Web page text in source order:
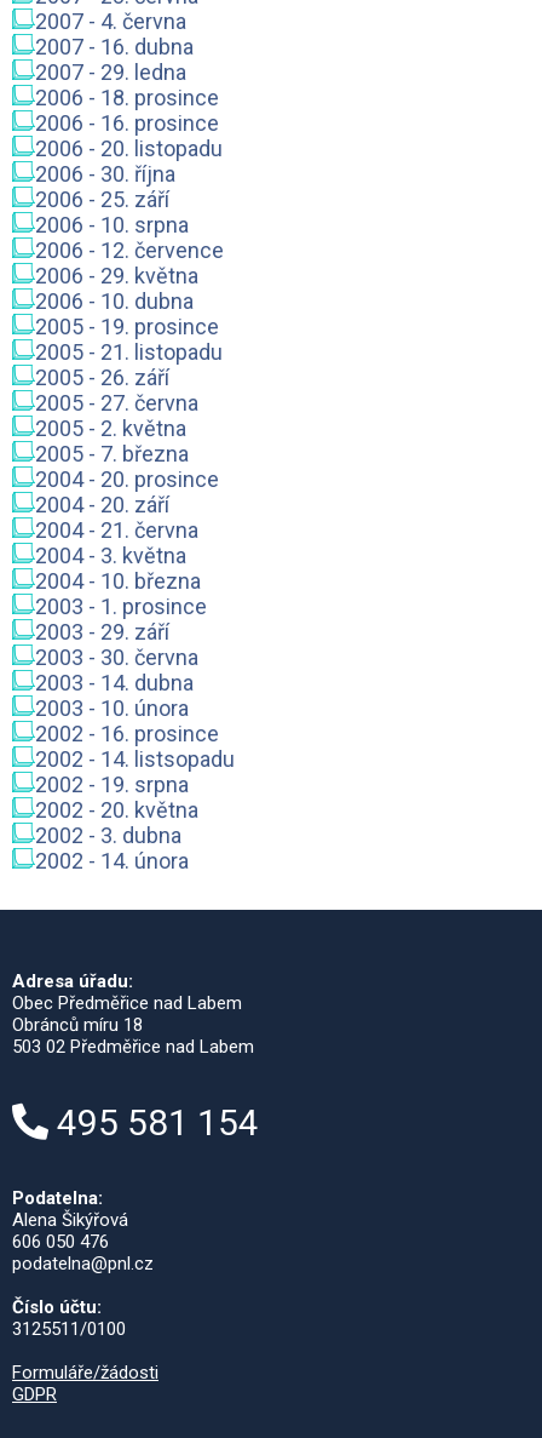
2007 - 4. června
2007 - 16. dubna
2007 - 29. ledna
2006 - 18. prosince
2006 - 16. prosince
2006 - 20. listopadu
2006 - 30. října
2006 - 25. září
2006 - 10. srpna
2006 - 12. července
2006 - 29. května
2006 - 10. dubna
2005 - 19. prosince
2005 - 21. listopadu
2005 - 26. září
2005 - 27. června
2005 - 2. května
2005 - 7. března
2004 - 20. prosince
2004 - 20. září
2004 - 21. června
2004 - 3. května
2004 - 10. března
2003 - 1. prosince
2003 - 29. září
2003 - 30. června
2003 - 14. dubna
2003 - 10. února
2002 - 16. prosince
2002 - 14. listsopadu
2002 - 19. srpna
2002 - 20. května
2002 - 3. dubna
2002 - 14. února
Adresa úřadu:
Obec Předměřice nad Labem
Obránců míru 18
503 02 Předměřice nad Labem
495 581 154
Podatelna:
Alena Šikýřová
606 050 476
podatelna@pnl.cz
Číslo účtu:
3125511/0100
Formuláře/žádosti
GDPR